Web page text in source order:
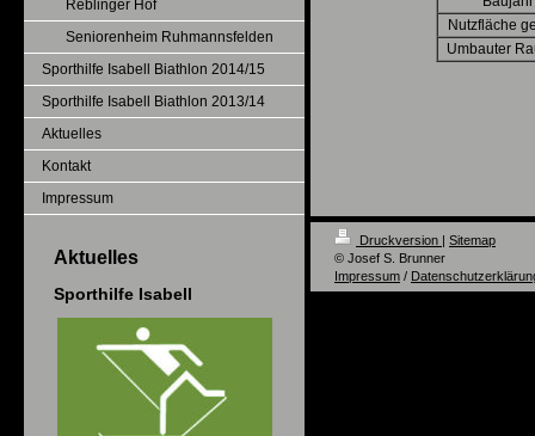
Reblinger Hof
Seniorenheim Ruhmannsfelden
Sporthilfe Isabell Biathlon 2014/15
Sporthilfe Isabell Biathlon 2013/14
Aktuelles
Kontakt
Impressum
Aktuelles
Sporthilfe Isabell
Nutzfläche
Umbauter
Druckversion | Sitemap
© Josef S. Brunner
Impressum /